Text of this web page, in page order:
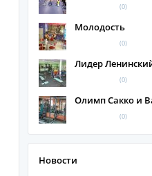
(0)
Молодость
(0)
Лидер
(0)
Олимп Сакко и
(0)
Новости